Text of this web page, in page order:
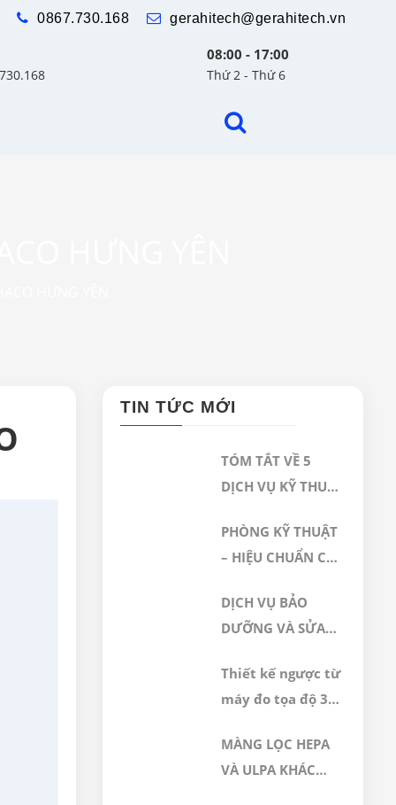
gerahitech@gerahitech.vn
0867.730.168
08:00 - 17:00
Thứ 2 - Thứ 6
TIN TỨC MỚI
TÓM TẮT VỀ 5
DỊCH VỤ KỸ THUẬT
HI-TECH
PHÒNG KỸ THUẬT
– HIỆU CHUẨN CỦA
CÔNG NGHỆ CAO
GERA VIỆT NAM
NHẬN ĐÁP ỨNG
TIÊU CHUẨN
ISO/IEC
17025:2017
DỊCH VỤ BẢO
DƯỠNG VÀ SỬA
CHUẨN, HIỆU
CHỈNH MÁY ĐO 3D
Thiết kế ngược từ
máy đo tọa độ 3D
MÀNG LỌC HEPA
VÀ ULPA KHÁC